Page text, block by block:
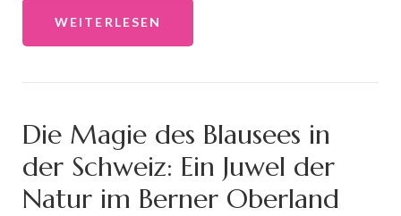
WEITERLESEN
Die Magie des Blausees in
der Schweiz: Ein Juwel der
Natur im Berner Oberland